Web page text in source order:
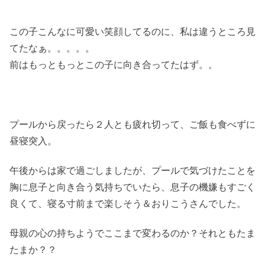
この子こんなに可愛い笑顔してるのに、私は違うところ見
てたなぁ。。。。。
前はもっともっとこの子に向き合ってたはず。。
プールから戻ったら２人とも疲れ切って、ご飯も食べずに
昼寝突入。
午後からは家で過ごしましたが、プールで気づけたことを
胸に息子と向き合う気持ちでいたら、息子の機嫌もすごく
良くて、寝る寸前まで楽しそう＆おりこうさんでした。
母親の心の持ちようでここまで変わるのか？それともたま
たまか？？